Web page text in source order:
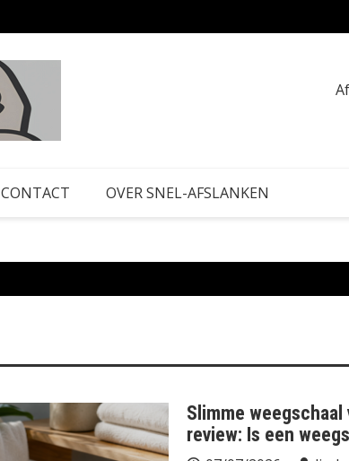
CONTACT OVER SNEL-AFSLANKEN
Slimme
review: Is een